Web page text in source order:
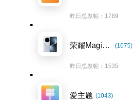
昨日总发帖：1789
荣耀Magic7系列 (1075)
昨日总发帖：1535
爱主题 (1043)